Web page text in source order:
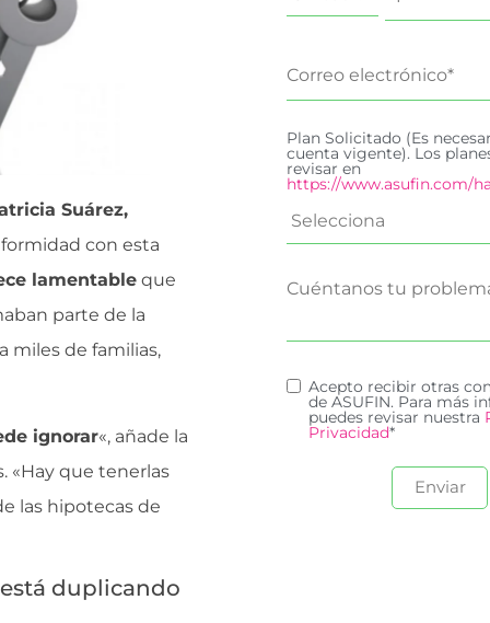
Suárez,
con esta
lamentable que
parte de la
miles de familias,
ignorar«, añade la
«Hay que tenerlas
las hipotecas de
duplicando
Plan Solicitado (Es
cuenta vigente). Los
revisar en
https://www.asufin.com/
Acepto recibir otras
de ASUFIN. Para más
puedes revisar nuestra
Privacidad*